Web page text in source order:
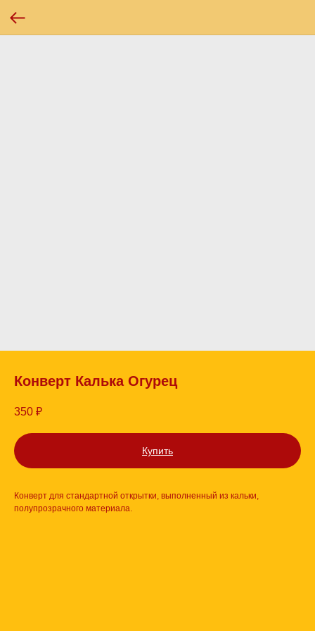
Конверт Калька Огурец
350 ₽
Купить
Конверт для стандартной открытки, выполненный из кальки,
полупрозрачного материала.